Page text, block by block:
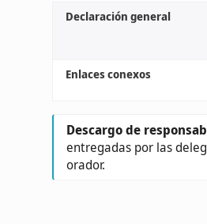
Declaración general
Enlaces conexos
Descargo de
entregadas por las
orador.